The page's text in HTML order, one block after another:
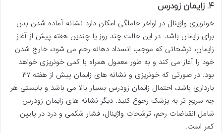
۴. زایمان زودرس
خونریزی واژینال در اواخر حاملگی امکان دارد نشانه آماده شدن بدن
برای زایمان باشد. در این حالت چند روز یا چندین هفته پیش از آغاز
زایمان، ترشحاتی که موجب انسداد دهانه رحم می شود، خارج شدن
خود را آغاز می کند و به طور معمول همراه با کمی خونریزی خواهد
بود. در صورتی که خونریزی و نشانه های زایمان پیش از هفته ۳۷
بارداری باشد، احتمال زایمان زودرس بسیار بالا می باشد و بایستی هر
چه سریع تر به پزشک رجوع کنید. دیگر نشانه های زایمان زودرس
شامل انقباضات رحم، ترشحات واژینال، فشار شکمی و درد در پایین
کمر است.